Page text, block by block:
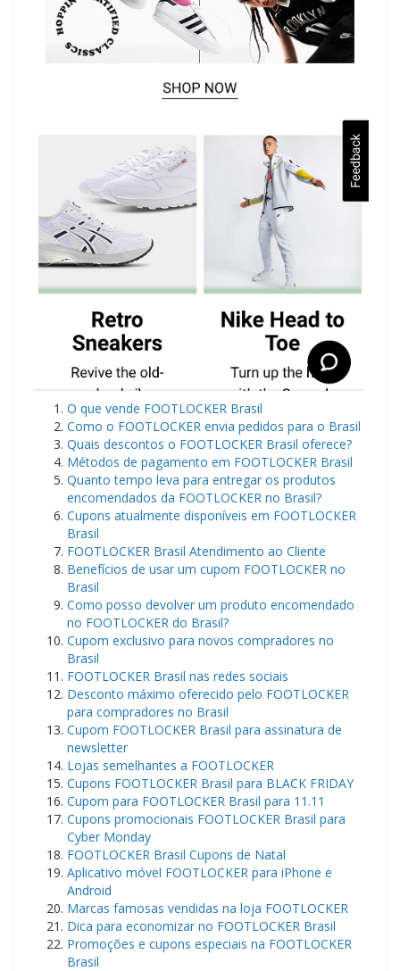
O que vende FOOTLOCKER Brasil
Como o FOOTLOCKER envia pedidos para o Brasil
Quais descontos o FOOTLOCKER Brasil oferece?
Métodos de pagamento em FOOTLOCKER Brasil
Quanto tempo leva para entregar os produtos
encomendados da FOOTLOCKER no Brasil?
Cupons atualmente disponíveis em FOOTLOCKER
Brasil
FOOTLOCKER Brasil Atendimento ao Cliente
Benefícios de usar um cupom FOOTLOCKER no
Brasil
Como posso devolver um produto encomendado
no FOOTLOCKER do Brasil?
Cupom exclusivo para novos compradores no
Brasil
FOOTLOCKER Brasil nas redes sociais
Desconto máximo oferecido pelo FOOTLOCKER
para compradores no Brasil
Cupom FOOTLOCKER Brasil para assinatura de
newsletter
Lojas semelhantes a FOOTLOCKER
Cupons FOOTLOCKER Brasil para BLACK FRIDAY
Cupom para FOOTLOCKER Brasil para 11.11
Cupons promocionais FOOTLOCKER Brasil para
Cyber ​​Monday
FOOTLOCKER Brasil Cupons de Natal
Aplicativo móvel FOOTLOCKER para iPhone e
Android
Marcas famosas vendidas na loja FOOTLOCKER
Dica para economizar no FOOTLOCKER Brasil
Promoções e cupons especiais na FOOTLOCKER
Brasil